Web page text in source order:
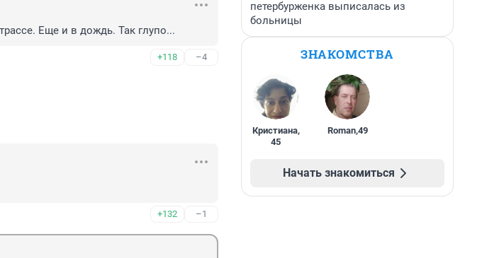
Еще и в дождь. Так глупо...
+118 –4
+132 –1
петербурженка выписалась из
больницы
ЗНАКОМСТВА
Кристиана,
45
Roman,49
Начать знакомиться